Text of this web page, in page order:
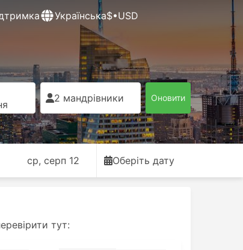
Українська$•USD
2 мандрівники Оновити
ср, серп 12 Оберіть дату
тут: